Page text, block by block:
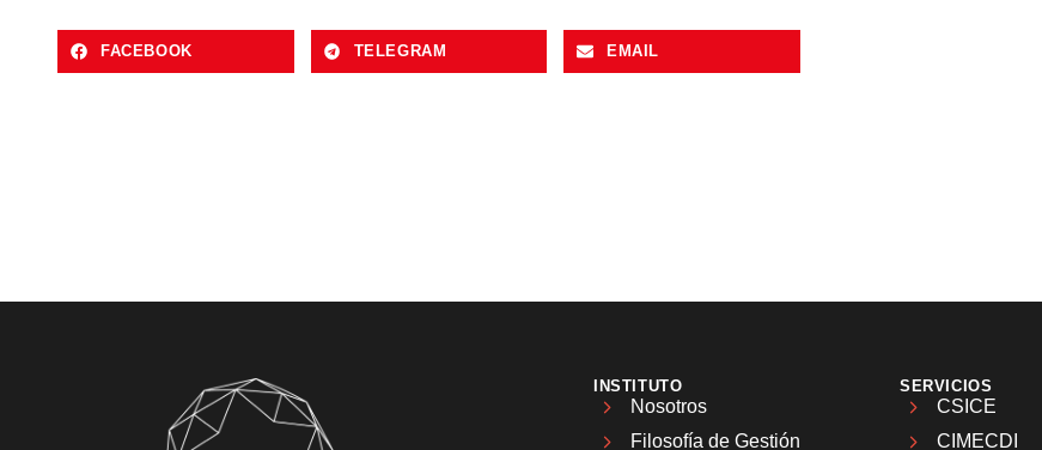
FACEBOOK TELEGRAM EMAIL
INSTITUTO
Nosotros
Filosofía de Gestión
SERVICIOS
CSICE
CIMECDI